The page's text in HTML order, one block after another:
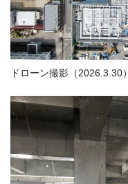
ドローン撮影（2026.3.30）